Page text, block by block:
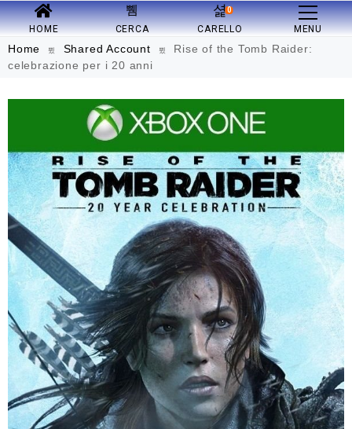
HOME CERCA
0
CARELLO MENU
Home Shared Account
Rise of the Tomb Raider:
celebrazione per i 20 anni